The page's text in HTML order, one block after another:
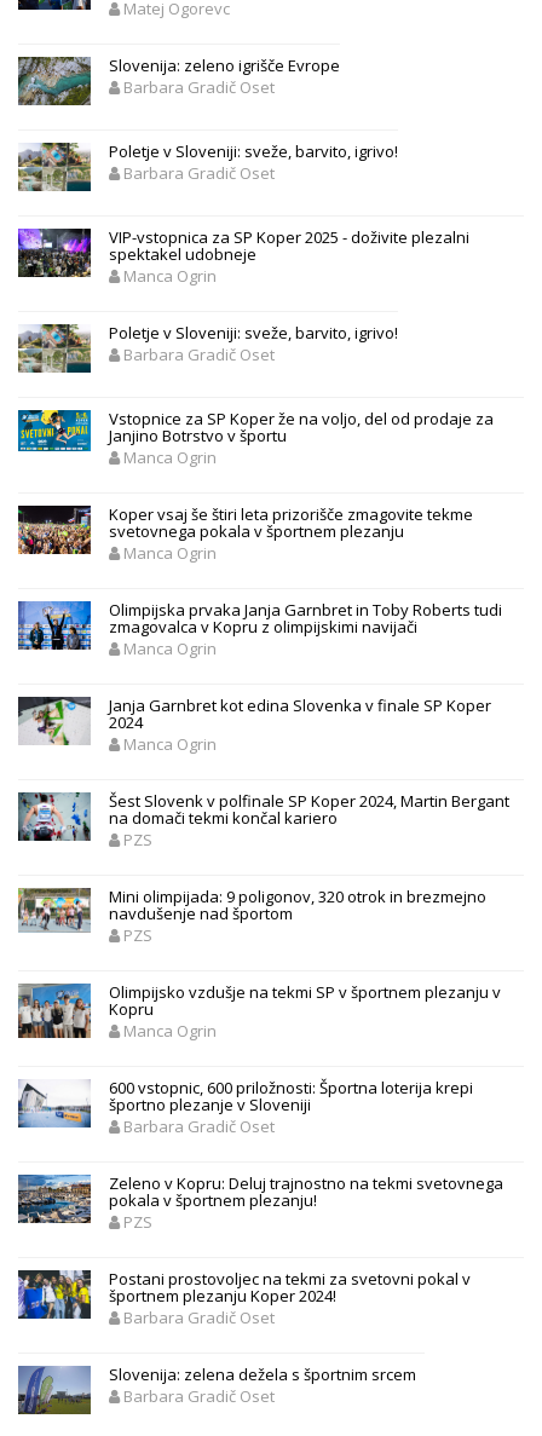
Matej Ogorevc
Slovenija: zeleno igrišče Evrope
Barbara Gradič Oset
Poletje v Sloveniji: sveže, barvito, igrivo!
Barbara Gradič Oset
VIP-vstopnica za SP Koper 2025 - doživite plezalni
spektakel udobneje
Manca Ogrin
Poletje v Sloveniji: sveže, barvito, igrivo!
Barbara Gradič Oset
Vstopnice za SP Koper že na voljo, del od prodaje za
Janjino Botrstvo v športu
Manca Ogrin
Koper vsaj še štiri leta prizorišče zmagovite tekme
svetovnega pokala v športnem plezanju
Manca Ogrin
Olimpijska prvaka Janja Garnbret in Toby Roberts tudi
zmagovalca v Kopru z olimpijskimi navijači
Manca Ogrin
Janja Garnbret kot edina Slovenka v finale SP Koper
2024
Manca Ogrin
Šest Slovenk v polfinale SP Koper 2024, Martin Bergant
na domači tekmi končal kariero
PZS
Mini olimpijada: 9 poligonov, 320 otrok in brezmejno
navdušenje nad športom
PZS
Olimpijsko vzdušje na tekmi SP v športnem plezanju v
Kopru
Manca Ogrin
600 vstopnic, 600 priložnosti: Športna loterija krepi
športno plezanje v Sloveniji
Barbara Gradič Oset
Zeleno v Kopru: Deluj trajnostno na tekmi svetovnega
pokala v športnem plezanju!
PZS
Postani prostovoljec na tekmi za svetovni pokal v
športnem plezanju Koper 2024!
Barbara Gradič Oset
Slovenija: zelena dežela s športnim srcem
Barbara Gradič Oset